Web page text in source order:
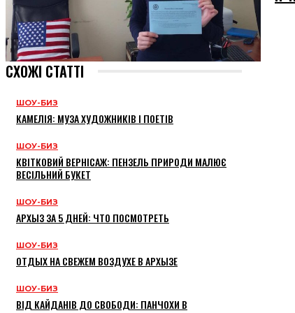
СХОЖІ СТАТТІ
ШОУ-БИЗ
КАМЕЛІЯ: МУЗА ХУДОЖНИКІВ І ПОЕТІВ
ШОУ-БИЗ
КВІТКОВИЙ ВЕРНІСАЖ: ПЕНЗЕЛЬ ПРИРОДИ МАЛЮЄ
ВЕСІЛЬНИЙ БУКЕТ
ШОУ-БИЗ
АРХЫЗ ЗА 5 ДНЕЙ: ЧТО ПОСМОТРЕТЬ
ШОУ-БИЗ
ОТДЫХ НА СВЕЖЕМ ВОЗДУХЕ В АРХЫЗЕ
ШОУ-БИЗ
ВІД КАЙДАНІВ ДО СВОБОДИ: ПАНЧОХИ В